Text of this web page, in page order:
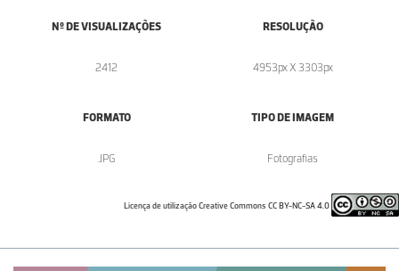
Nº DE VISUALIZAÇÕES
2412
RESOLUÇÃO
4953px X 3303px
FORMATO
.JPG
TIPO DE IMAGEM
Fotografias
Licença de utilização Creative Commons CC BY-NC-SA 4.0